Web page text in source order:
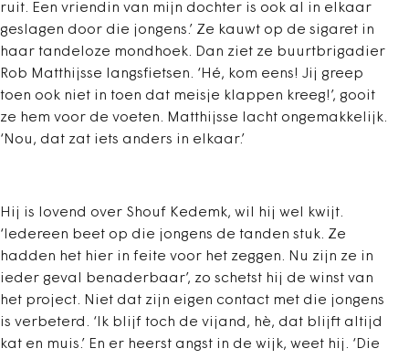
ruit. Een vriendin van mijn dochter is ook al in elkaar
geslagen door die jongens.’ Ze kauwt op de sigaret in
haar tandeloze mondhoek. Dan ziet ze buurtbrigadier
Rob Matthijsse langsfietsen. ‘Hé, kom eens! Jij greep
toen ook niet in toen dat meisje klappen kreeg!’, gooit
ze hem voor de voeten. Matthijsse lacht ongemakkelijk.
‘Nou, dat zat iets anders in elkaar.’
Hij is lovend over Shouf Kedemk, wil hij wel kwijt.
‘Iedereen beet op die jongens de tanden stuk. Ze
hadden het hier in feite voor het zeggen. Nu zijn ze in
ieder geval benaderbaar’, zo schetst hij de winst van
het project. Niet dat zijn eigen contact met die jongens
is verbeterd. ‘Ik blijf toch de vijand, hè, dat blijft altijd
kat en muis.’ En er heerst angst in de wijk, weet hij. ‘Die